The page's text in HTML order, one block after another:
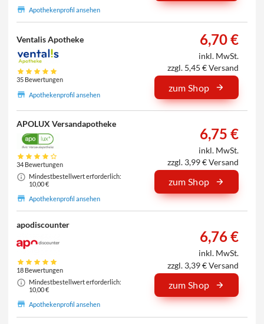
Apothekenprofil ansehen
Ventalis Apotheke
35 Bewertungen
Apothekenprofil ansehen
6,70 €
inkl. MwSt.
zzgl. 5,45 € Versand
zum Shop
APOLUX Versandapotheke
34 Bewertungen
Mindestbestellwert erforderlich:
10,00 €
Apothekenprofil ansehen
6,75 €
inkl. MwSt.
zzgl. 3,99 € Versand
zum Shop
apodiscounter
18 Bewertungen
Mindestbestellwert erforderlich:
10,00 €
Apothekenprofil ansehen
6,76 €
inkl. MwSt.
zzgl. 3,39 € Versand
zum Shop